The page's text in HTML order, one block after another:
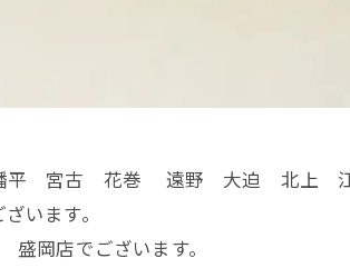
宮古 花巻 遠野 大迫 北上 江
います。
岡店でございます。